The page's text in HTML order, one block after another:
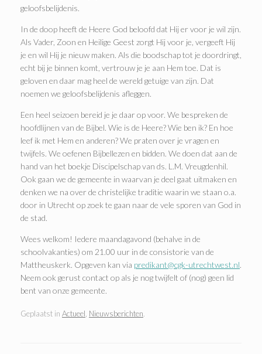
geloofsbelijdenis.
In de doop heeft de Heere God beloofd dat Hij er voor je wil zijn.
Als Vader, Zoon en Heilige Geest zorgt Hij voor je, vergeeft Hij
je en wil Hij je nieuw maken. Als die boodschap tot je doordringt,
echt bij je binnen komt, vertrouw je je aan Hem toe. Dat is
geloven en daar mag heel de wereld getuige van zijn. Dat
noemen we geloofsbelijdenis afleggen.
Een heel seizoen bereid je je daar op voor. We bespreken de
hoofdlijnen van de Bijbel. Wie is de Heere? Wie ben ik? En hoe
leef ik met Hem en anderen? We praten over je vragen en
twijfels. We oefenen Bijbellezen en bidden. We doen dat aan de
hand van het boekje Discipelschap van ds. L.M. Vreugdenhil.
Ook gaan we de gemeente in waarvan je deel gaat uitmaken en
denken we na over de christelijke traditie waarin we staan o.a.
door in Utrecht op zoek te gaan naar de vele sporen van God in
de stad.
Wees welkom! Iedere maandagavond (behalve in de
schoolvakanties) om 21.00 uur in de consistorie van de
Mattheuskerk. Opgeven kan via predikant@cgk-utrechtwest.nl.
Neem ook gerust contact op als je nog twijfelt of (nog) geen lid
bent van onze gemeente.
Geplaatst in Actueel Nieuwsberichten